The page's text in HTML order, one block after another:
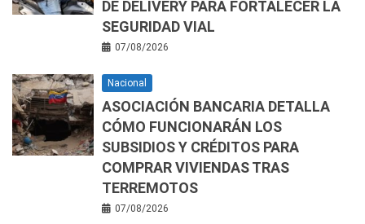
DE DELIVERY PARA FORTALECER LA
SEGURIDAD VIAL
07/08/2026
Nacional
ASOCIACIÓN BANCARIA DETALLA
CÓMO FUNCIONARÁN LOS
SUBSIDIOS Y CRÉDITOS PARA
COMPRAR VIVIENDAS TRAS
TERREMOTOS
07/08/2026